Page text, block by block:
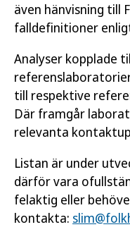
även hänvisning till
falldefinitioner
Analyser kopplade
till respektive
Där framgår
relevanta
Listan är under
därför vara
felaktig eller
kontakta: